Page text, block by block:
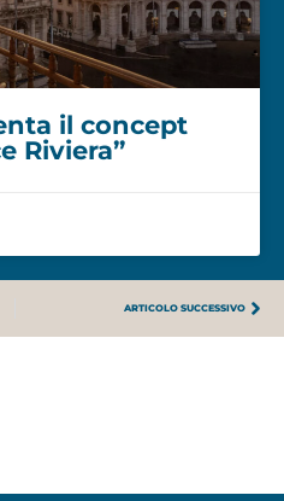
il concept
Riviera”
ARTICOLO SUCCESSIVO